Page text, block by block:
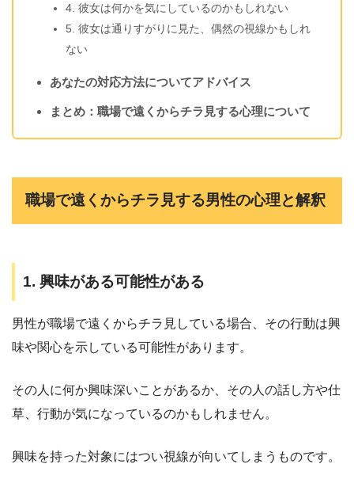
4. 彼女は何かを気にしているのかもしれない
5. 彼女は通りすがりに見た、偶然の視線かもしれ
ない
あなたの対応方法についてアドバイス
まとめ：職場で遠くからチラ見する心理について
職場で遠くからチラ見する男性の心理と解釈
1. 興味がある可能性がある
男性が職場で遠くからチラ見している場合、その行動は興
味や関心を示している可能性があります。
その人に何か興味深いことがあるか、その人の話し方や仕
草、行動が気になっているのかもしれません。
興味を持った対象にはつい視線が向いてしまうものです。